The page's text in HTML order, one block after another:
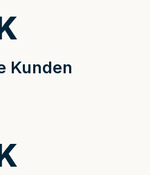
Kunden